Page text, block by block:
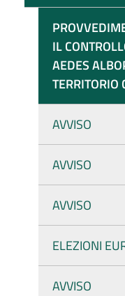
IL
AEDES
TERRITORIO
AVVISO
AVVISO
AVVISO
ELEZIONI
AVVISO